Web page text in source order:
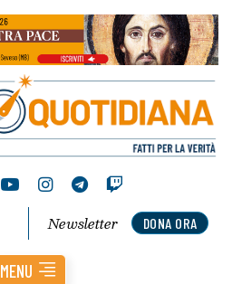
DONA ORA
Newsletter
MENU